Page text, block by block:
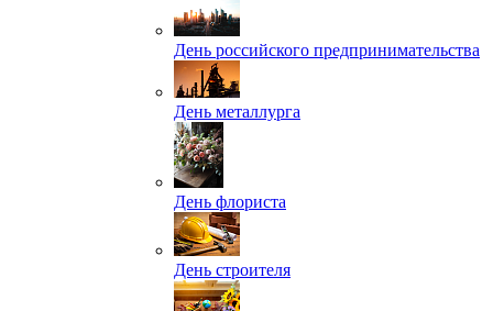
День российского предпринимательства
День металлурга
День флориста
День строителя